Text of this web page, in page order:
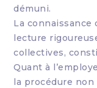
démuni.
La connaissance
lecture
collectives,
Quant à
la procédure